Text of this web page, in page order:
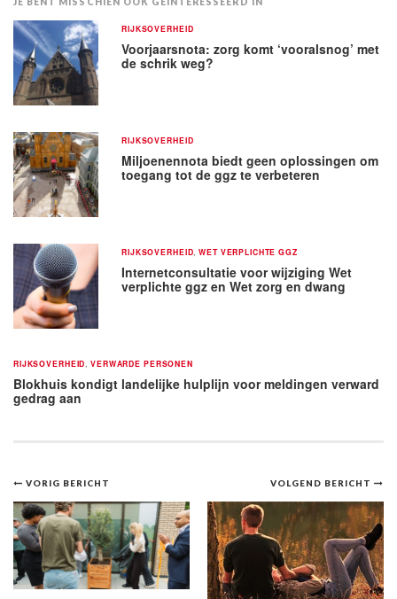
RIJKSOVERHEID
Voorjaarsnota: zorg komt ‘vooralsnog’ met
de schrik weg?
RIJKSOVERHEID
Miljoenennota biedt geen oplossingen om
toegang tot de ggz te verbeteren
RIJKSOVERHEID ,WET VERPLICHTE GGZ
Internetconsultatie voor wijziging Wet
verplichte ggz en Wet zorg en dwang
RIJKSOVERHEID ,VERWARDE PERSONEN
Blokhuis kondigt landelijke hulplijn voor meldingen verward
gedrag aan
Bericht
navigatie
VOLGEND BERICHT
VORIG BERICHT